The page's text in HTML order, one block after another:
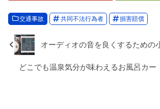
交通事故 共同不法行為者 損害賠償
オーディオの音を良くするための
どこでも温泉気分が味わえるお風呂カー